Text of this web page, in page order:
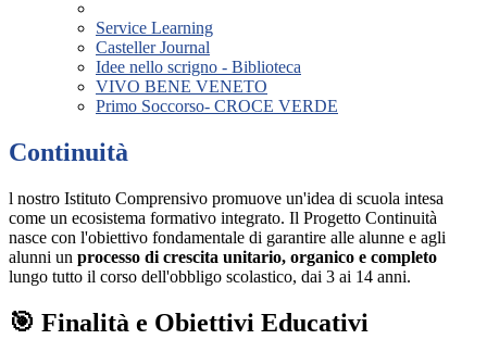
Service Learning
Casteller Journal
Idee nello scrigno - Biblioteca
VIVO BENE VENETO
Primo Soccorso- CROCE VERDE
Continuità
l nostro Istituto Comprensivo promuove un'idea di scuola intesa
come un ecosistema formativo integrato. Il Progetto Continuità
nasce con l'obiettivo fondamentale di garantire alle alunne e agli
alunni un processo di crescita unitario, organico e completo
lungo tutto il corso dell'obbligo scolastico, dai 3 ai 14 anni.
🎯 Finalità e Obiettivi Educativi